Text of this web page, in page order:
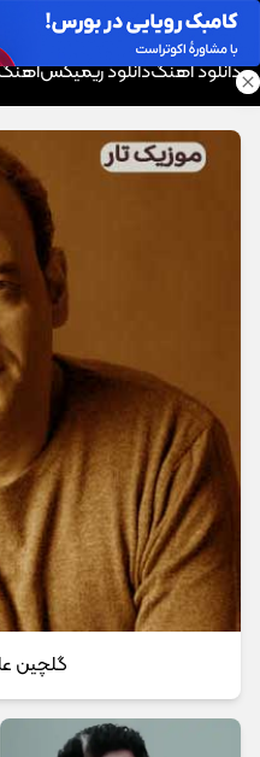
موزیک تار
دانلود آهنگدانلود ریمیکسآهنگ
گلچین